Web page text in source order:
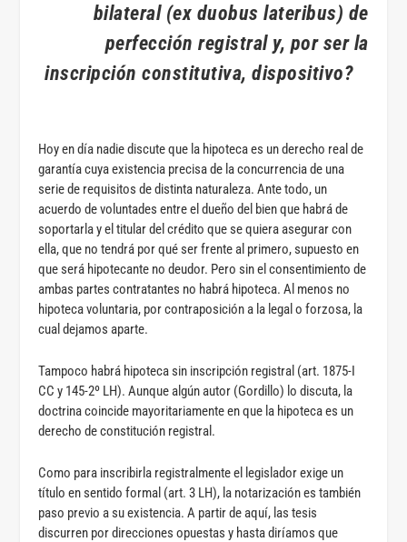
bilateral (ex duobus lateribus) de
perfección registral y, por ser la
inscripción constitutiva, dispositivo?
Hoy en día nadie discute que la hipoteca es un derecho real de
garantía cuya existencia precisa de la concurrencia de una
serie de requisitos de distinta naturaleza. Ante todo, un
acuerdo de voluntades entre el dueño del bien que habrá de
soportarla y el titular del crédito que se quiera asegurar con
ella, que no tendrá por qué ser frente al primero, supuesto en
que será hipotecante no deudor. Pero sin el consentimiento de
ambas partes contratantes no habrá hipoteca. Al menos no
hipoteca voluntaria, por contraposición a la legal o forzosa, la
cual dejamos aparte.
Tampoco habrá hipoteca sin inscripción registral (art. 1875-I
CC y 145-2º LH). Aunque algún autor (Gordillo) lo discuta, la
doctrina coincide mayoritariamente en que la hipoteca es un
derecho de constitución registral.
Como para inscribirla registralmente el legislador exige un
título en sentido formal (art. 3 LH), la notarización es también
paso previo a su existencia. A partir de aquí, las tesis
discurren por direcciones opuestas y hasta diríamos que